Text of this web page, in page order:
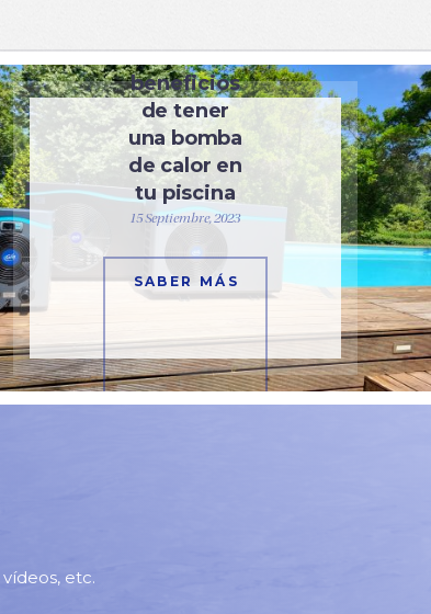
7
beneficios
de tener
una bomba
de calor en
tu piscina
15 Septiembre, 2023
SABER MÁS
etc.